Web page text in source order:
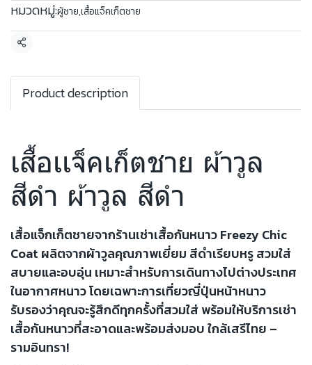
หมวดหมู่:ผู้ชาย,เสื้อแจ็คเก็ตชาย
แชร์
Product description
เสื้อเเจ็คเก็ตชาย ผ้าวูล
สีดำ ผ้าวูล สีดำ
เสื้อแจ็กเก็ตชายจากร้านเช่าเสื้อกันหนาว Freezy Chic
Coat ผลิตจากผ้าวูลคุณภาพเยี่ยม สีดำเรียบหรู สวมใส่
สบายและอบอุ่น เหมาะสำหรับการเดินทางไปต่างประเทศ
ในอากาศหนาว โดยเฉพาะการเที่ยวญี่ปุ่นหน้าหนาว
รับรองว่าคุณจะรู้สึกดีทุกครั้งที่สวมใส่ พร้อมให้บริการเช่า
เสื้อกันหนาวที่สะอาดและพร้อมส่งมอบ ใกล้เสรีไทย –
รามอินทรา!